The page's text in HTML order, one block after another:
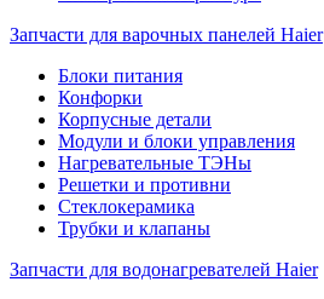
Запчасти для варочных панелей Haier
Блоки питания
Конфорки
Корпусные детали
Модули и блоки управления
Нагревательные ТЭНы
Решетки и противни
Стеклокерамика
Трубки и клапаны
Запчасти для водонагревателей Haier